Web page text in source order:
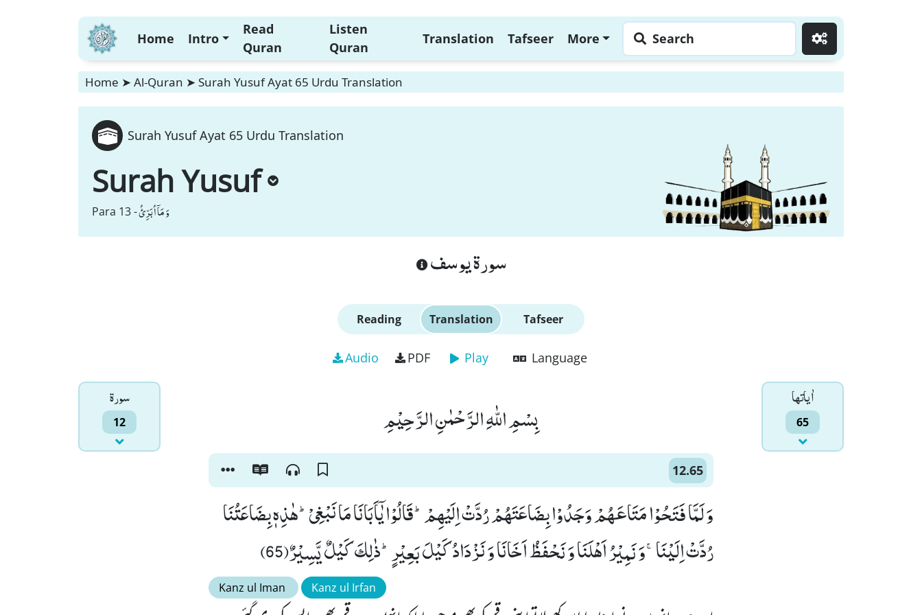
Home Intro
Read
Quran
Listen
Quran
Translation Tafseer More Search
Home ➤ Al-Quran ➤ Surah Yusuf Ayat 65 Urdu Translation
Surah Yusuf Ayat 65 Urdu Translation
Surah Yusuf
Para 13 -وَ مَاۤ اُبَرِّئُ
سورة يوسف
Reading Translation Tafseer
Audio PDF Play Language
سورۃ
12
اٰياتها
65 بِسْمِ اللّٰهِ الرَّحْمٰنِ الرَّحِیْمِ
12.65
وَ لَمَّا فَتَحُوْا مَتَاعَهُمْ وَجَدُوْا بِضَاعَتَهُمْ رُدَّتْ اِلَیْهِمْؕ-قَالُوْا یٰۤاَبَانَا مَا نَبْغِیْؕ-هٰذِهٖ بِضَاعَتُنَا
رُدَّتْ اِلَیْنَاۚ-وَ نَمِیْرُ اَهْلَنَا وَ نَحْفَظُ اَخَانَا وَ نَزْدَادُ كَیْلَ بَعِیْرٍؕ-ذٰلِكَ كَیْلٌ یَّسِیْرٌ(65)
Kanz ul Iman Kanz ul Irfan